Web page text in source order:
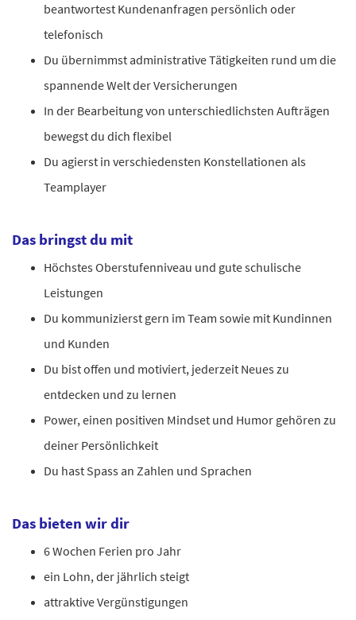
beantwortest Kundenanfragen persönlich oder
telefonisch
Du übernimmst administrative Tätigkeiten rund um die
spannende Welt der Versicherungen
In der Bearbeitung von unterschiedlichsten Aufträgen
bewegst du dich flexibel
Du agierst in verschiedensten Konstellationen als
Teamplayer
Das bringst du mit
Höchstes Oberstufenniveau und gute schulische
Leistungen
Du kommunizierst gern im Team sowie mit Kundinnen
und Kunden
Du bist offen und motiviert, jederzeit Neues zu
entdecken und zu lernen
Power, einen positiven Mindset und Humor gehören zu
deiner Persönlichkeit
Du hast Spass an Zahlen und Sprachen
Das bieten wir dir
6 Wochen Ferien pro Jahr
ein Lohn, der jährlich steigt
attraktive Vergünstigungen